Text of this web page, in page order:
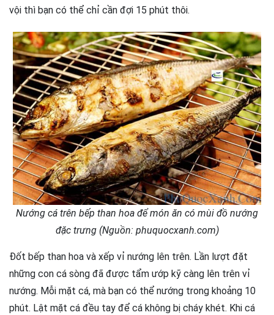
vội thì bạn có thể chỉ cần đợi 15 phút thôi.
Nướng cá trên bếp than hoa để món ăn có mùi đồ nướng
đặc trưng (Nguồn: phuquocxanh.com)
Đốt bếp than hoa và xếp vỉ nướng lên trên. Lần lượt đặt
những con cá sòng đã được tẩm ướp kỹ càng lên trên vỉ
nướng. Mỗi mặt cá, mà bạn có thể nướng trong khoảng 10
phút. Lật mặt cá đều tay để cá không bị cháy khét. Khi cá